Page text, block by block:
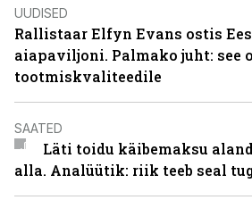
UUDISED
Rallistaar Elfyn Evans ostis
aiapaviljoni. Palmako juht: see
tootmiskvaliteedile
SAATED
Läti toidu käibemaksu
alla. Analüütik: riik teeb seal